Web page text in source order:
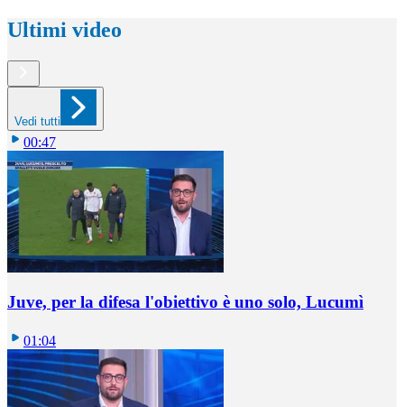
Ultimi video
Vedi tutti
00:47
Juve, per la difesa l'obiettivo è uno solo, Lucumì
01:04